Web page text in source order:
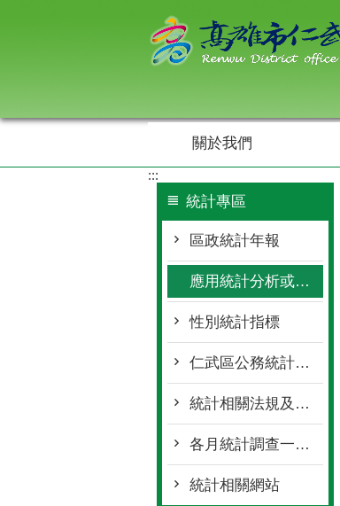
關於我們
:::
統計專區
區政統計年報
應用統計分析或統計通報
性別統計指標
仁武區公務統計報表查詢
統計相關法規及公務統計方案
各月統計調查一覽表
統計相關網站